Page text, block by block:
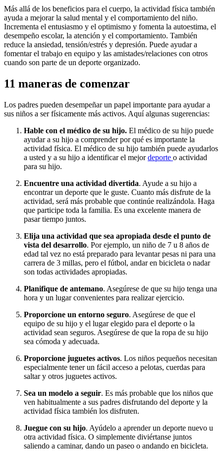
Más allá de los beneficios para el cuerpo, la actividad física también
ayuda a mejorar la salud mental y el comportamiento del niño.
Incrementa el entusiasmo y el optimismo y fomenta la autoestima, el
desempeño escolar, la atención y el comportamiento. También
reduce la ansiedad, tensión/estrés y depresión. Puede ayudar a
fomentar el trabajo en equipo y las amistades/relaciones con otros
cuando son parte de un deporte organizado.
​11 maneras de comenzar
Los padres pueden desempeñar un papel importante para ayudar a
sus niños a ser físicamente más activos. Aquí algunas sugerencias:
Hable con el médico de su hijo. El médico de su hijo puede
ayudar a su hijo a comprender por qué es importante la
actividad física. El médico de su hijo también puede ayudarlos
a usted y a su hijo a identificar el mejordeporte o actividad
para su hijo.
Encuentre una actividad divertida. Ayude a su hijo a
encontrar un deporte que le guste. Cuanto más disfrute de la
actividad, será más probable que continúe realizándola. Haga
que participe toda la familia. Es una excelente manera de
pasar tiempo juntos.
Elija una actividad que sea apropiada desde el punto de
vista del desarrollo. Por ejemplo, un niño de 7 u 8 años de
edad tal vez no está preparado para levantar pesas ni para una
carrera de 3 millas, pero el fútbol, andar en bicicleta o nadar
son todas actividades apropiadas.
Planifique de antemano. Asegúrese de que su hijo tenga una
hora y un lugar convenientes para realizar ejercicio.
Proporcione un entorno seguro. Asegúrese de que el
equipo de su hijo y el lugar elegido para el deporte o la
actividad sean seguros. Asegúrese de que la ropa de su hijo
sea cómoda y adecuada.
Proporcione juguetes activos. Los niños pequeños necesitan
especialmente tener un fácil acceso a pelotas, cuerdas para
saltar y otros juguetes activos.
Sea un modelo a seguir. Es más probable que los niños que
ven habitualmente a sus padres disfrutando del deporte y la
actividad física también los disfruten.
Juegue con su hijo. Ayúdelo a aprender un deporte nuevo u
otra actividad física. O simplemente diviértanse juntos
saliendo a caminar, dando un paseo o andando en bicicleta.